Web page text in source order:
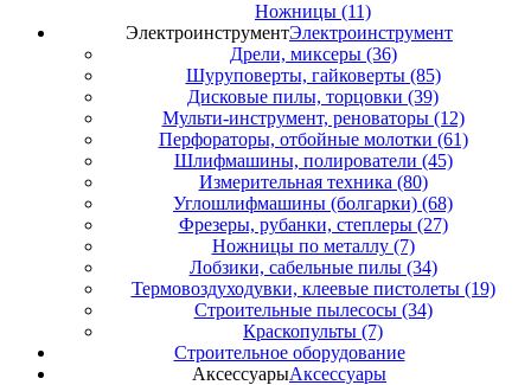
Ножницы (11)
ЭлектроинструментЭлектроинструмент
Дрели, миксеры (36)
Шуруповерты, гайковерты (85)
Дисковые пилы, торцовки (39)
Мульти-инструмент, реноваторы (12)
Перфораторы, отбойные молотки (61)
Шлифмашины, полирователи (45)
Измерительная техника (80)
Углошлифмашины (болгарки) (68)
Фрезеры, рубанки, степлеры (27)
Ножницы по металлу (7)
Лобзики, сабельные пилы (34)
Термовоздуходувки, клеевые пистолеты (19)
Строительные пылесосы (34)
Краскопульты (7)
Строительное оборудование
АксессуарыАксессуары